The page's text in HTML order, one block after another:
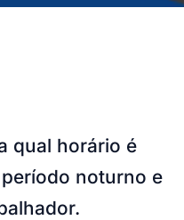
qual horário é
noturno e